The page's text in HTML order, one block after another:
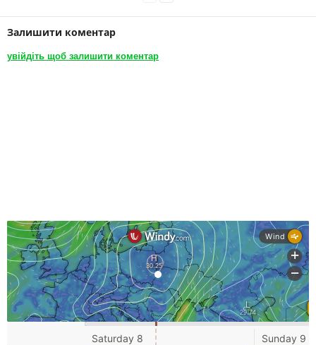
Залишити коментар
увійдіть щоб залишити коментар